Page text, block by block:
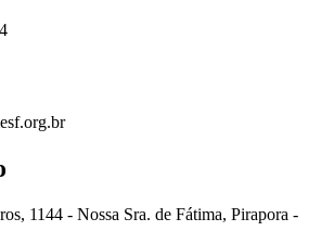
1144 - Nossa Sra. de Fátima, Pirapora -